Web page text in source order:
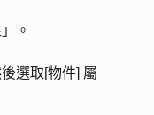
」。
選取[物件] 屬